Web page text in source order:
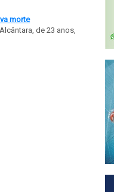
morte
de 23 anos,